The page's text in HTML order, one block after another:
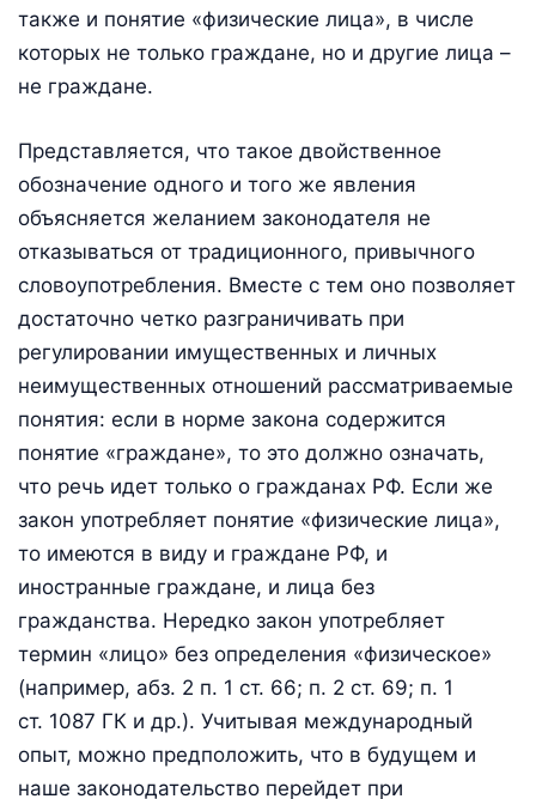
также и понятие «физические лица», в числе
которых не только граждане, но и другие лица –
не граждане.
Представляется, что такое двойственное
обозначение одного и того же явления
объясняется желанием законодателя не
отказываться от традиционного, привычного
словоупотребления. Вместе с тем оно позволяет
достаточно четко разграничивать при
регулировании имущественных и личных
неимущественных отношений рассматриваемые
понятия: если в норме закона содержится
понятие «граждане», то это должно означать,
что речь идет только о гражданах РФ. Если же
закон употребляет понятие «физические лица»,
то имеются в виду и граждане РФ, и
иностранные граждане, и лица без
гражданства. Нередко закон употребляет
термин «лицо» без определения «физическое»
(например, абз. 2 п. 1 ст. 66; п. 2 ст. 69; п. 1
ст. 1087 ГК и др.). Учитывая международный
опыт, можно предположить, что в будущем и
наше законодательство перейдет при